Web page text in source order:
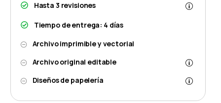
Hasta 3 revisiones
Tiempo de entrega: 4 días
Archivo imprimible y vectorial
Archivo original editable
Diseños de papelería